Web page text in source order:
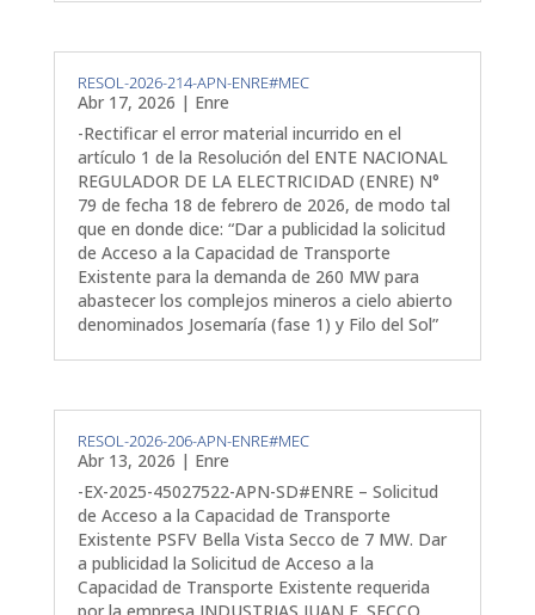
RESOL-2026-214-APN-ENRE#MEC
Abr 17, 2026 | Enre
-Rectificar el error material incurrido en el
artículo 1 de la Resolución del ENTE NACIONAL
REGULADOR DE LA ELECTRICIDAD (ENRE) N°
79 de fecha 18 de febrero de 2026, de modo tal
que en donde dice: “Dar a publicidad la solicitud
de Acceso a la Capacidad de Transporte
Existente para la demanda de 260 MW para
abastecer los complejos mineros a cielo abierto
denominados Josemaría (fase 1) y Filo del Sol”
RESOL-2026-206-APN-ENRE#MEC
Abr 13, 2026 | Enre
-EX-2025-45027522-APN-SD#ENRE – Solicitud
de Acceso a la Capacidad de Transporte
Existente PSFV Bella Vista Secco de 7 MW. Dar
a publicidad la Solicitud de Acceso a la
Capacidad de Transporte Existente requerida